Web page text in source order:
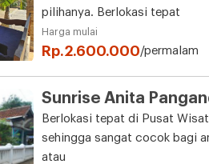
pilihanya. Berlokasi tepat
Harga mulai
Rp.2.600.000/permalam
Sunrise Anita
Berlokasi tepat di Pusat
sehingga sangat cocok bagi
atau